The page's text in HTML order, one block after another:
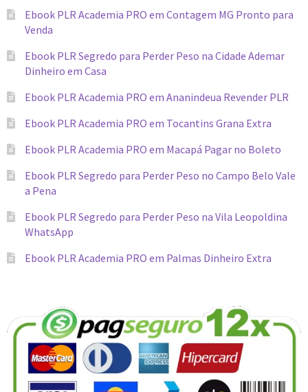
Ebook PLR Academia PRO em Contagem MG Pronto para
Venda
Ebook PLR Segredo para Perder Peso na Cidade Ademar
Dinheiro em Casa
Ebook PLR Academia PRO em Ananindeua Revender PLR
Ebook PLR Academia PRO em Tocantins Grana Extra
Ebook PLR Academia PRO em Macapá Pagar no Boleto
Ebook PLR Segredo para Perder Peso no Campo Belo Vale
a Pena
Ebook PLR Segredo para Perder Peso na Vila Leopoldina
WhatsApp
Ebook PLR Academia PRO em Palmas Dinheiro Extra